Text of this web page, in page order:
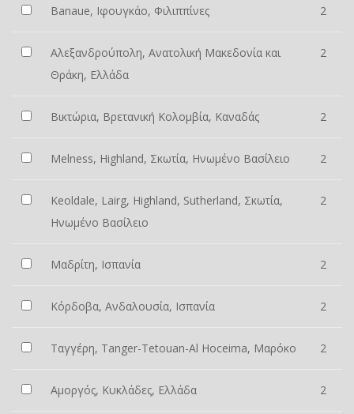
Banaue, Ιφουγκάο, Φιλιππίνες 2
Αλεξανδρούπολη, Ανατολική Μακεδονία και
Θράκη, Ελλάδα
2
Βικτώρια, Βρετανική Κολομβία, Καναδάς 2
Melness, Highland, Σκωτία, Ηνωμένο Βασίλειο 2
Keoldale, Lairg, Highland, Sutherland, Σκωτία,
Ηνωμένο Βασίλειο
2
Μαδρίτη, Ισπανία 2
Κόρδοβα, Ανδαλουσία, Ισπανία 2
Ταγγέρη, Tanger-Tetouan-Al Hoceima, Μαρόκο 2
Αμοργός, Κυκλάδες, Ελλάδα 2